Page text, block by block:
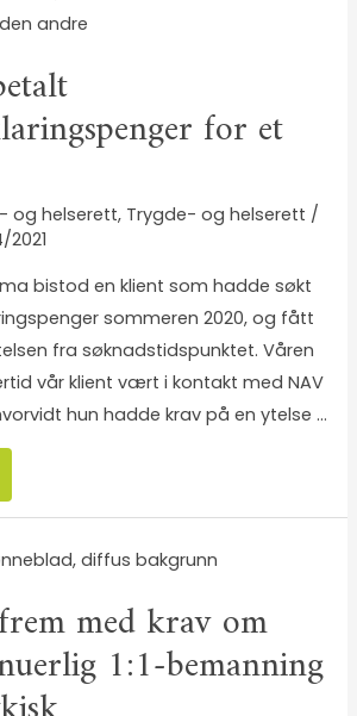
for et
og helserett, Trygde- og helserett /
bistod en klient som hadde søkt
sommeren 2020, og fått
fra søknadstidspunktet. Våren
vår klient vært i kontakt med NAV
hun hadde krav på en ytelse …
med krav om
1:1-bemanning